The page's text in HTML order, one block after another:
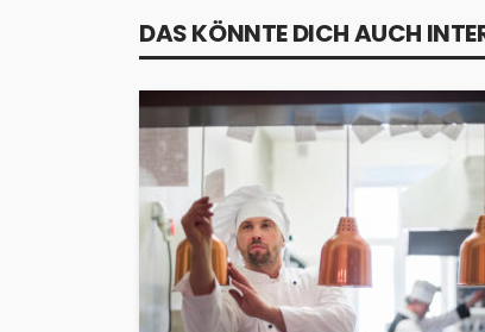
DAS KÖNNTE DICH AUCH